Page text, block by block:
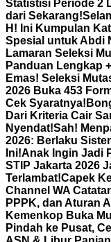
Statistisi Periode 2
dari Sekarang!
H! Ini Kumpulan
Spesial untuk Abdi
Lamaran Seleksi
Panduan Lengkap
Emas! Seleksi
2026 Buka 453
Cek Syaratnya!
Dari Kriteria Cair
Nyendat!Sah!
2026: Berlaku
Ini!Anak Ingin Jadi
STIP Jakarta 2026
Terlambat!Capek
Channel WA
PPPK, dan Aturan
Kemenkop Buka
Pindah ke Pusat,